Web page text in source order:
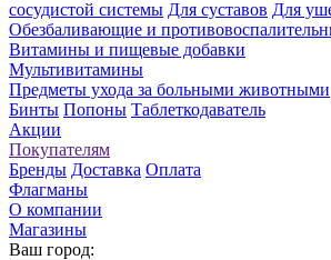
сосудистой системы Для суставов Для
Обезбаливающие и
Витамины и пищевые добавки
Мультивитамины
Предметы ухода за больными животными
Бинты Попоны Таблеткодаватель
Акции
Покупателям
Бренды Доставка Оплата
Флагманы
О компании
Магазины
Ваш город: